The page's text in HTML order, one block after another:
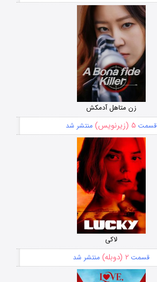
زن متاهل آدمکش
قسمت ۵ (زیرنویس) منتشر شد
لاکی
قسمت ۲ (دوبله) منتشر شد